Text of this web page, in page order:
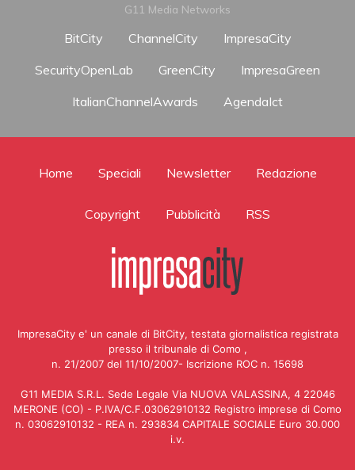
G11 Media Networks
BitCity ChannelCity
ImpresaCity
SecurityOpenLab
GreenCity
ImpresaGreen
ItalianChannelAwards
AgendaIct
Home Speciali Newsletter Redazione
Copyright Pubblicità RSS
ImpresaCity e' un canale di BitCity, testata giornalistica registrata
presso il tribunale di Como ,
n. 21/2007 del 11/10/2007- Iscrizione ROC n. 15698
G11 MEDIA S.R.L. Sede Legale Via NUOVA VALASSINA, 4 22046
MERONE (CO) - P.IVA/C.F.03062910132 Registro imprese di Como
n. 03062910132 - REA n. 293834 CAPITALE SOCIALE Euro 30.000
i.v.